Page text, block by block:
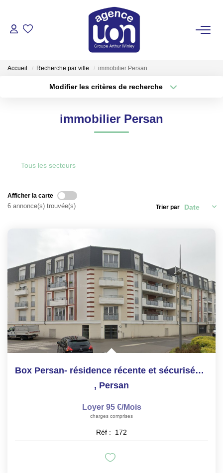
ACHETER
Pour Se Rencontrer
ON RECRUTE !
CONTACT
Accueil Recherche par ville immobilier Persan
Modifier les critères de recherche
immobilier Persan
Tous les secteurs
Afficher la carte
6 annonce(s) trouvée(s) Trier par
Box Persan- résidence récente et sécurisée - Proche gare
, Persan
Loyer 95 €/mois
charges comprises
Réf : 172